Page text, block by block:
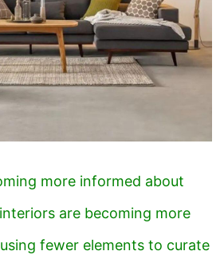
more informed about
are becoming more
fewer elements to curate